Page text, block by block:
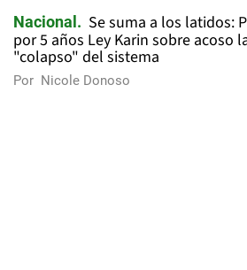
Nacional
Se suma a los latidos:
por 5 años Ley Karin sobre acoso
"colapso" del sistema
Por Nicole Donoso